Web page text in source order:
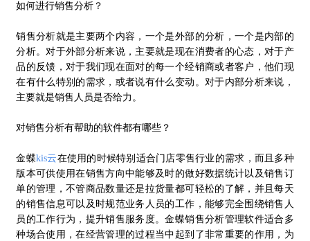
如何进行销售分析？
销售分析就是主要两个内容，一个是外部的分析，一个是内部的
分析。对于外部分析来说，主要就是现在消费者的心态，对于产
品的反馈，对于我们现在面对的每一个经销商或者客户，他们现
在有什么特别的需求，或者说有什么变动。对于内部分析来说，
主要就是销售人员是否给力。
对销售分析有帮助的软件都有哪些？
金蝶kis云在使用的时候特别适合门店零售行业的需求，而且多种
版本可供使用在销售方向中能够及时的做好数据统计以及销售订
单的管理，不管商品数量还是拉货量都可轻松的了解，并且每天
的销售信息可以及时规范业务人员的工作，能够完全围绕销售人
员的工作行为，提升销售服务度。金蝶销售分析管理软件适合多
种场合使用，在经营管理的过程当中起到了非常重要的作用，为